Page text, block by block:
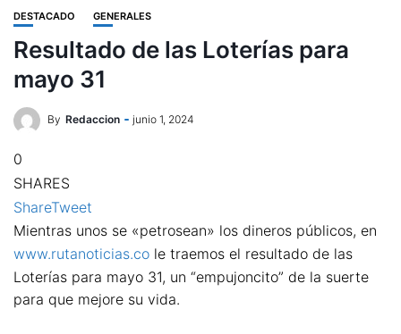
DESTACADO GENERALES
Resultado de las Loterías para
mayo 31
By Redaccion junio 1, 2024
0
SHARES
ShareTweet
Mientras unos se «petrosean» los dineros públicos, en
www.rutanoticias.co le traemos el resultado de las
Loterías para mayo 31, un “empujoncito” de la suerte
para que mejore su vida.